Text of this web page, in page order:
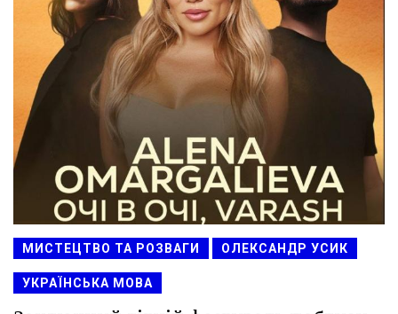
МИСТЕЦТВО ТА РОЗВАГИ ОЛЕКСАНДР УСИК
УКРАЇНСЬКА МОВА